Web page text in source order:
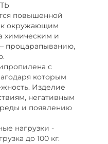
повышенной
к окружающим
химическим и
процарапыванию,
с
которым
Изделие
негативным
и появлению
нагрузки -
до 100 кг.